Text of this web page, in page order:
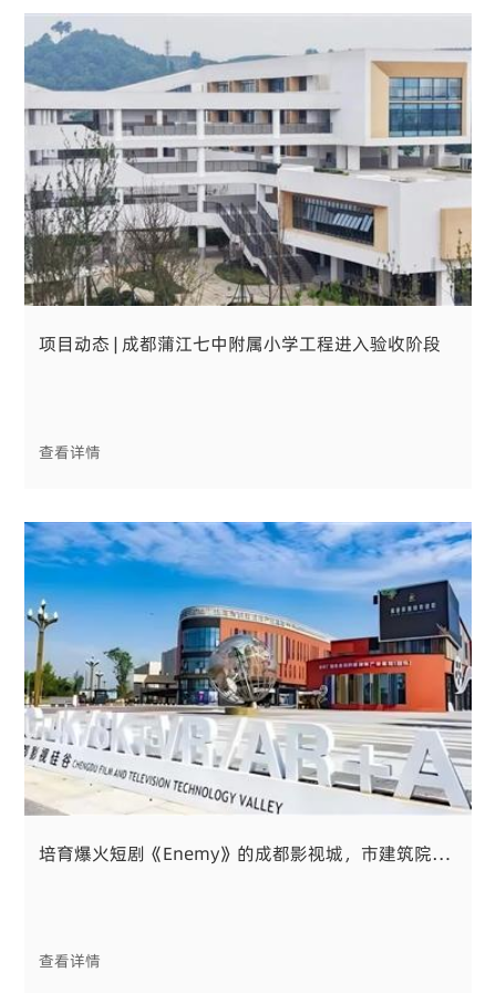
项目动态 | 成都蒲江七中附属小学工程进入验收阶段
查看详情
培育爆火短剧《Enemy》的成都影视城，市建筑院为其体系化提供咨询与可研服务
查看详情